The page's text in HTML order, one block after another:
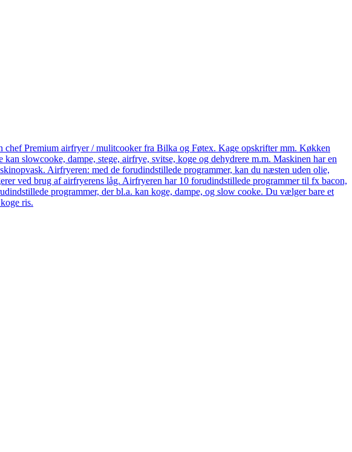
Premium airfryer / mulitcooker fra Bilka og Føtex. Kage opskrifter mm. Køkken
slowcooke, dampe, stege, airfrye, svitse, koge og dehydrere m.m. Maskinen har en
Airfryeren: med de forudindstillede programmer, kan du næsten uden olie,
ved brug af airfryerens låg. Airfryeren har 10 forudindstillede programmer til fx bacon,
programmer, der bl.a. kan koge, dampe, og slow cooke. Du vælger bare et
ris.